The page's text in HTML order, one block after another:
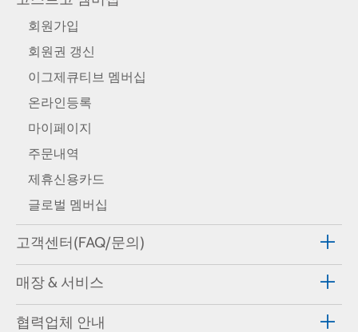
회원가입
회원권 갱신
이그제큐티브 멤버십
온라인등록
마이페이지
주문내역
제휴신용카드
글로벌 멤버십
고객센터(FAQ/문의)
매장 & 서비스
협력업체 안내